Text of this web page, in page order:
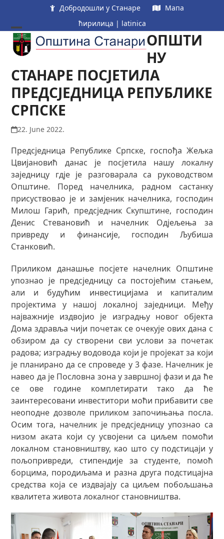
content
Добродошли у Станаре
Мапа
ћирилица | latinica
Open
mobile
menu
Close
mobile
menu
ОПШТИ
НУ
СТАНАРЕ ПОСЈЕТИЛА
ПРЕДСЈЕДНИЦА РЕПУБЛИКЕ
СРПСКЕ
22. June 2022.
Предсједница Републике Српске, госпођа Жељка
Цвијановић данас је посјетила нашу локалну
заједницу гдје је разговарала са руководством
Општине. Поред начелника, радном састанку
присуствовао је и замјеник начелника, господин
Милош Гарић, предсједник Скупштине, господин
Денис Стевановић и начелник Одјељења за
привреду и финансије, господин Љубиша
Станковић.
Приликом данашње посјете начелник Општине
упознао је предсједницу са постојећим стањем,
али и будућим инвестицијама и капиталим
пројектима у нашој локалној заједници. Међу
најважније издвојио је изградњу новог објекта
Дома здравља чији почетак се очекује ових дана с
обзиром да су створени сви услови за почетак
радова; изградњу водовода који је пројекат за који
је планирано да се спроведе у 3 фазе. Начелник је
навео да је Пословна зона у завршној фази и да ће
се ове године комплетирати тако да ће
заинтересовани инвеститори моћи прибавити све
неоподне дозволе приликом започињања посла.
Осим тога, начелник је предсједницу упознао са
низом аката који су усвојени са циљем помоћи
локалном становништву, као што су подстицаји у
пољопривреди, стипендије за студенте, помоћ
борцима, породиљама и разна друга подстицајна
средства која се издвајају са циљем побољшања
квалитета живота локалног становништва.